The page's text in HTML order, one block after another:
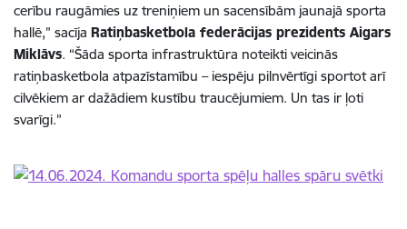
cerību raugāmies uz treniņiem un sacensībām jaunajā sporta
hallē,” sacīja Ratiņbasketbola federācijas prezidents Aigars
Miklāvs. “Šāda sporta infrastruktūra noteikti veicinās
ratiņbasketbola atpazīstamību – iespēju pilnvērtīgi sportot arī
cilvēkiem ar dažādiem kustību traucējumiem. Un tas ir ļoti
svarīgi.”